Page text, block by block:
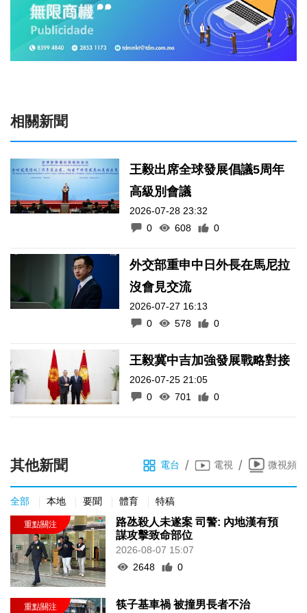
相關新聞
王毅出席全球發展倡議5周年
高級別會議
2026-07-28 23:32
0
608 0
外交部重申中日外長在馬尼拉
沒會見交流
2026-07-27 16:13
0
578 0
王毅冀中吉加強發展戰略對接
2026-07-25 21:05
0
701 0
其他新聞 電台 / 電視 / 微視頻
全部 本地 要聞 體育 特稿
路氹殺人未遂案 司警: 內地漢有預
謀攻擊致命部位
2026-08-07 15:07
2648
0
筷子基車禍 被撞男長者不治